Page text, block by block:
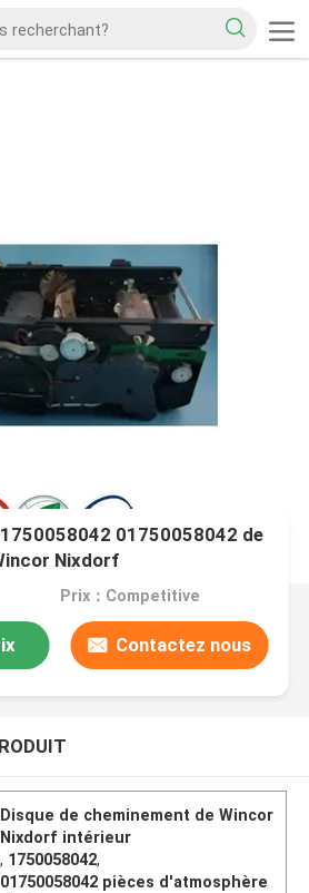
01750058042 de
Nixdorf
Prix：Competitive
Contactez nous
Disque de cheminement de Wincor
Nixdorf intérieur
, 1750058042,
01750058042 pièces d'atmosphère